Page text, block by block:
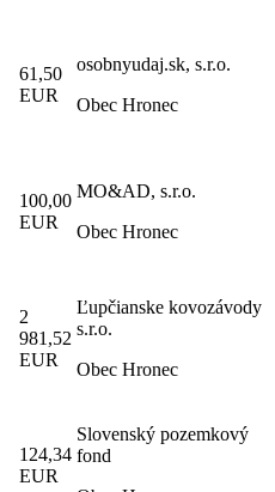
61,50
EUR
osobnyudaj.sk, s.r.o.
Obec Hronec
100,00
EUR
MO&AD, s.r.o.
Obec Hronec
2
981,52
EUR
Ľupčianske kovozávody
s.r.o.
Obec Hronec
124,34
EUR
Slovenský pozemkový
fond